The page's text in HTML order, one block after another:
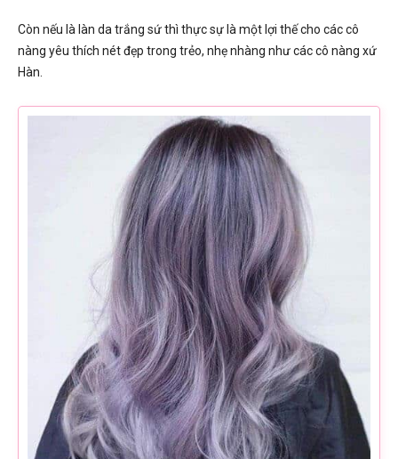
Còn nếu là làn da trắng sứ thì thực sự là một lợi thế cho các cô
nàng yêu thích nét đẹp trong trẻo, nhẹ nhàng như các cô nàng xứ
Hàn.